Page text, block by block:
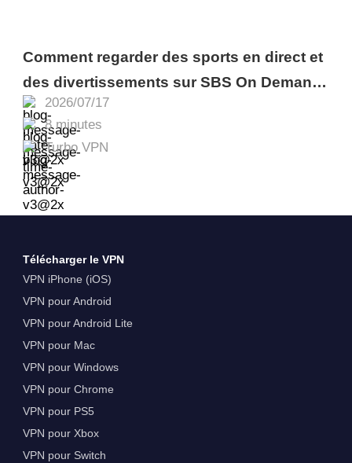
2026/07/17
8 minutes
Turbo VPN
Comment regarder des sports en direct et
des divertissements sur SBS On Demand
en dehors de l’Australie
Télécharger le VPN
VPN iPhone (iOS)
VPN pour Android
VPN pour Android Lite
VPN pour Mac
VPN pour Windows
VPN pour Chrome
VPN pour PS5
VPN pour Xbox
VPN pour Switch